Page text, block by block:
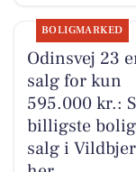
BOLIGMARKED
Odinsvej 23
salg for kun
595.000 kr.:
billigste
salg i